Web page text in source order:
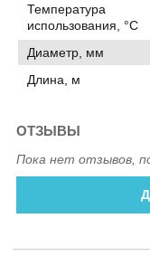
Температура
использования, °C
Диаметр, мм
Длина, м
ОТЗЫВЫ
Пока нет отзывов,